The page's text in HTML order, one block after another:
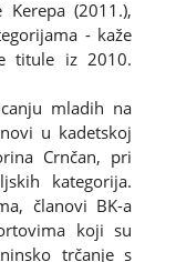
(2011.),
- kaže
titule iz 2010.
mladih na
u kadetskoj
Crnčan, pri
kategorija.
članovi BK-a
koji su
trčanje s